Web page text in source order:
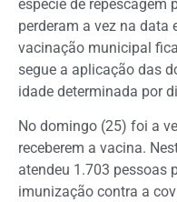
espécie de repescagem
perderam a vez na data
vacinação municipal
segue a aplicação das
idade determinada por
No domingo (25) foi a
receberem a vacina.
atendeu 1.703 pessoas
imunização contra a